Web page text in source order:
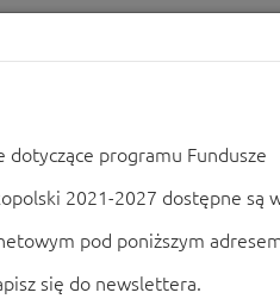
Nawigacja
programu Fundusze
2021-2027 dostępne są
pod poniższym
się do newslettera.